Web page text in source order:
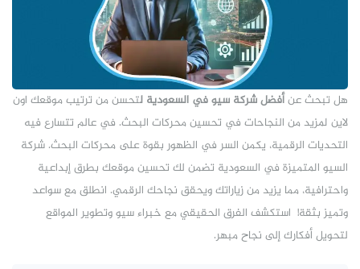
هل تبحث عنأفضل شركة سيو في السعودية لتحسن من ترتيب موقعك اون
لاين لمزيد من النجاحات في تحسين محركات البحث. في عالم تتسارع فيه
التحديات الرقمية، يكمن السر في الظهور بقوة على محركات البحث. شركة
السيو المتميزة في السعودية تضمن لك تحسين موقعك بطرق إبداعية
واحترافية، مما يزيد من زياراتك ويحقق نجاحك الرقمي. انطلق مع سواعد
وتميز بثقة! استكشف الفرق الحقيقي مع خبراء سيو وتطوير المواقع
لتحويل أفكارك إلى نجاح مبهر.